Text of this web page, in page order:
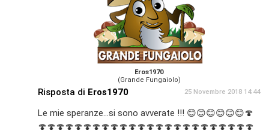
Eros1970
(Grande Fungaiolo)
Risposta di Eros1970 25 Novembre 2018 14:44
Le mie speranze...si sono avverate !!! 😊😊😊😊😊😊🍄
🍄🍄🍄🍄🍄🍄🍄🍄🍄🍄🍄🍄🍄🍄🍄🍄🍄🍄🍄🍄🍄🍄🍄🍄